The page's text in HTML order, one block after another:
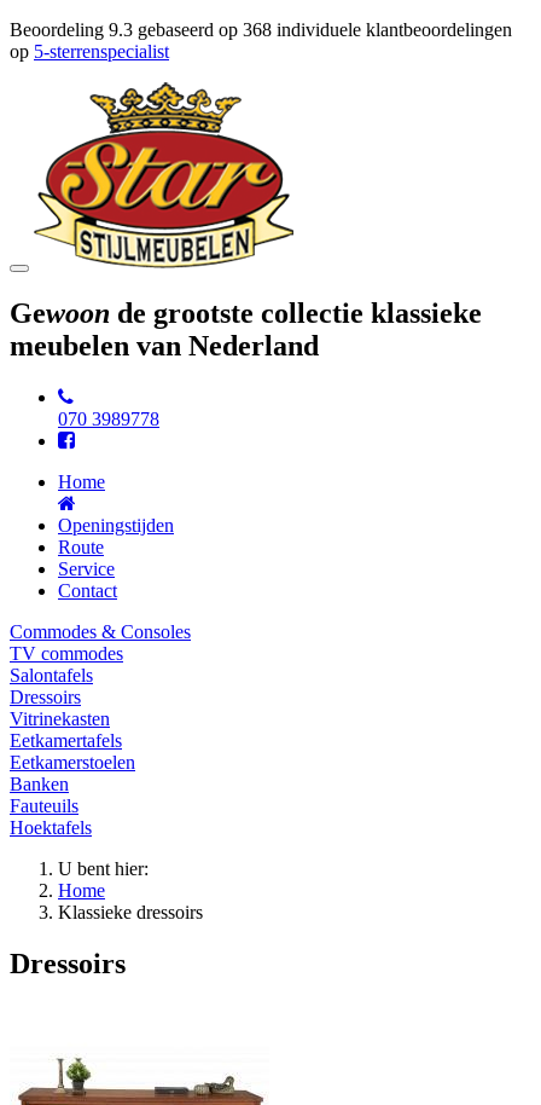
Beoordeling 9.3 gebaseerd op 368 individuele klantbeoordelingen
op 5-sterrenspecialist
Toggle
Gewoon de grootste collectie klassieke
meubelen van Nederland
070 3989778
Home
Openingstijden
Route
Service
Contact
Commodes & Consoles
TV commodes
Salontafels
Dressoirs
Vitrinekasten
Eetkamertafels
Eetkamerstoelen
Banken
Fauteuils
Hoektafels
U bent hier:
Home
Klassieke dressoirs
Dressoirs